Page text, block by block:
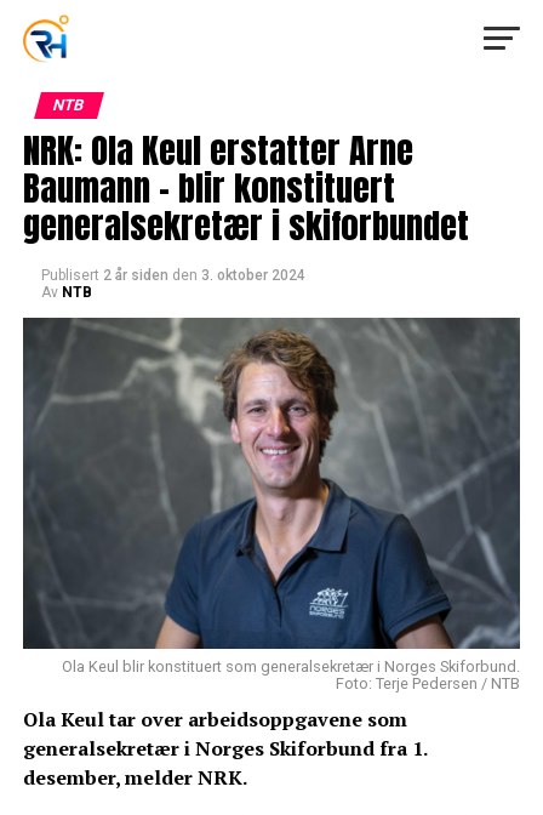
NTB
NRK: Ola Keul erstatter Arne
Baumann – blir konstituert
generalsekretær i skiforbundet
Publisert 2 år siden den 3. oktober 2024
Av NTB
Ola Keul blir konstituert som generalsekretær i Norges Skiforbund.
Foto: Terje Pedersen / NTB
Ola Keul tar over arbeidsoppgavene som
generalsekretær i Norges Skiforbund fra 1.
desember, melder NRK.